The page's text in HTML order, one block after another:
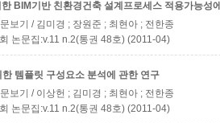
BIM기반 친환경건축 설계프로세스 적용가능성
보기 / 김미경 ; 장원준 ; 최현아 ; 전한종
논문집:v.11 n.2(통권 48호) (2011-04)
템플릿 구성요소 분석에 관한 연구
보기 / 이상헌 ; 김미경 ; 최현아 ; 전한종
논문집:v.11 n.2(통권 48호) (2011-04)